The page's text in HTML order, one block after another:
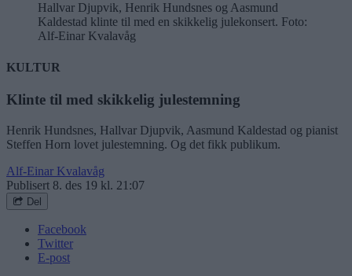
Hallvar Djupvik, Henrik Hundsnes og Aasmund
Kaldestad klinte til med en skikkelig julekonsert. Foto:
Alf-Einar Kvalavåg
KULTUR
Klinte til med skikkelig julestemning
Henrik Hundsnes, Hallvar Djupvik, Aasmund Kaldestad og pianist
Steffen Horn lovet julestemning. Og det fikk publikum.
Alf-Einar Kvalavåg
Publisert 8. des 19 kl. 21:07
Del
Facebook
Twitter
E-post